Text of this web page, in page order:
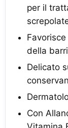
per il
della
Delicato
Con